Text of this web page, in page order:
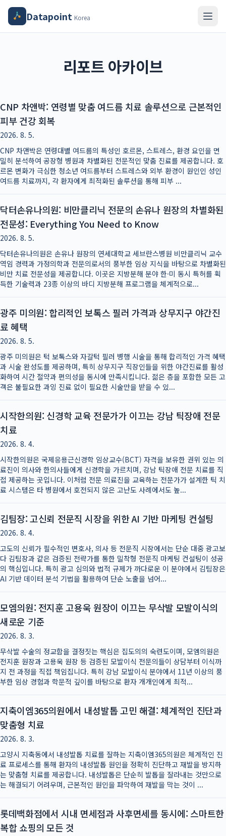
Datapoint Korea
리포트 아카이브
CNP 차앤박: 연령별 맞춤 여드름 치료 솔루션으로 근본적인
피부 건강 회복
2026. 8. 5.
CNP 차앤박은 연령대별 여드름의 특성인 호르몬, 스트레스, 환경 요인을 면
밀히 분석하여 공장형 병원과 차별화된 전문적인 맞춤 진료를 제공합니다. 호
르몬 변화가 극심한 청소년 여드름부터 스트레스와 외부 환경이 원인인 성인
여드름 치료까지, 각 환자에게 최적화된 솔루션을 통해 피부 ...
닥터손유나의원: 비만클리닉 전문의 손유나 원장의 차별화된
전문성: Everything You Need to Know
2026. 8. 5.
닥터손유나의원은 손유나 원장의 연세대학교 세브란스병원 비만클리닉 교수
역임 경력과 가정의학과 전문의로서의 풍부한 임상 지식을 바탕으로 차별화된
비만 치료 전문성을 제공합니다. 이곳은 지방분해 분야 한·미 동시 특허를 획
득한 기술력과 23종 이상의 바디 지방분해 프로그램을 체계적으로...
광주 미의원: 합리적인 보톡스 필러 가격과 상무지구 야간진
료 혜택
2026. 8. 5.
광주 미의원은 턱 보톡스와 자갈턱 필러 병행 시술을 통해 합리적인 가격 혜택
과 시술 완성도를 제공하며, 특히 상무지구 직장인들을 위한 야간진료를 활성
화하여 시간 절약과 편의성을 동시에 만족시킵니다. 젊은 층을 포함한 모든 고
객은 불필요한 과잉 진료 없이 필요한 시술만을 받을 수 있...
시작한의원: 신경학 교육 전문가가 이끄는 강남 틱장애 전문
치료
2026. 8. 4.
시작한의원은 국제응용근신경학 임상교수(BCT) 자격을 보유한 권위 있는 의
료진이 의사와 한의사들에게 신경학을 가르치며, 강남 틱장애 전문 치료를 직
접 제공하는 곳입니다. 이처럼 전문 의료진을 교육하는 전문가가 설계한 틱 치
료 시스템은 타 병원에서 호전되지 않은 고난도 사례에서도 높...
김팀장: 고신뢰 전문직 시장을 위한 AI 기반 마케팅 컨설팅
2026. 8. 4.
고도의 신뢰가 필수적인 변호사, 의사 등 전문직 시장에서는 단순 대중 광고보
다 김팀장과 같은 검증된 전략가를 통한 밀착형 전문직 마케팅 컨설팅이 성공
의 핵심입니다. 특히 광고 심의와 법적 규제가 까다로운 이 분야에서 김팀장은
AI 기반 데이터 분석 기법을 활용하여 단순 노출을 넘어...
모엠의원: 전지훈 고용욱 원장이 이끄는 무삭발 모발이식의
새로운 기준
2026. 8. 3.
무삭발 수술의 정교함을 결정짓는 핵심은 집도의의 숙련도이며, 모엠의원은
전지훈 원장과 고용욱 원장 등 검증된 모발이식 전문의들이 상담부터 이식까
지 전 과정을 직접 책임집니다. 특히 강남 모발이식 분야에서 11년 이상의 풍
부한 임상 경험과 학문적 깊이를 바탕으로 환자 개개인에게 최적...
지축이엠365의원에서 내성발톱 고민 해결: 체계적인 진단과
맞춤형 치료
2026. 8. 3.
고양시 지축동에서 내성발톱 치료를 잘하는 지축이엠365의원은 체계적인 진
료 프로세스를 통해 환자의 내성발톱 원인을 정확히 진단하고 재발을 방지하
는 맞춤형 치료를 제공합니다. 내성발톱은 단순히 발톱을 잘라내는 것만으로
는 해결되기 어려우며, 근본적인 원인을 파악하여 재발을 막는 것이 ...
롯데백화점에서 시내 면세점과 사후면세를 동시에: 스마트한
복합 쇼핑의 모든 것